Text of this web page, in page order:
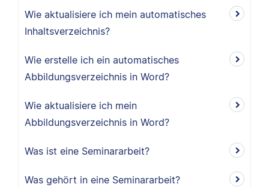
Wie aktualisiere ich mein automatisches
Inhaltsverzeichnis?
Wie erstelle ich ein automatisches
Abbildungsverzeichnis in Word?
Wie aktualisiere ich mein
Abbildungsverzeichnis in Word?
Was ist eine Seminararbeit?
Was gehört in eine Seminararbeit?